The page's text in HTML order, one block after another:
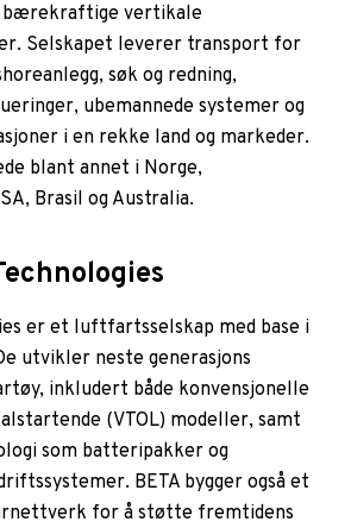
bærekraftige vertikale
Selskapet leverer transport for
søk og redning,
ubemannede systemer og
i en rekke land og markeder.
blant annet i Norge,
Brasil og Australia.
er et luftfartsselskap med base i
utvikler neste generasjons
inkludert både konvensjonelle
(VTOL) modeller, samt
som batteripakker og
BETA bygger også et
for å støtte fremtidens